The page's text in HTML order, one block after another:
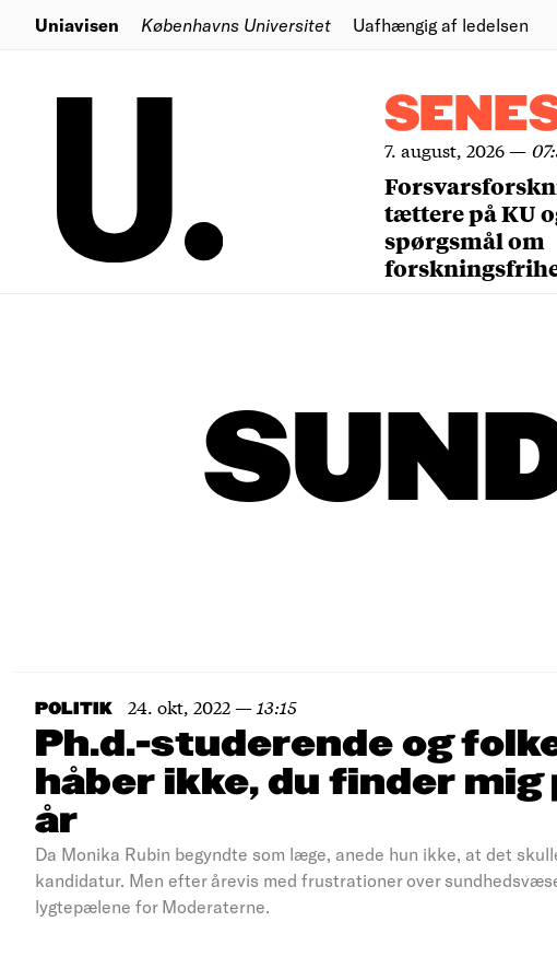
Uniavisen Københavns Universitet Uafhængig af ledelsen
7. august, 2026—
tættere på KU
spørgsmål om
POLITIK 24. okt, 2022— 13:15
Ph.d.-studerende og
håber ikke, du finder
år
Da Monika Rubin begyndte som læge, anede hun ikke, at det
kandidatur. Men efter årevis med frustrationer over
lygtepælene for Moderaterne.